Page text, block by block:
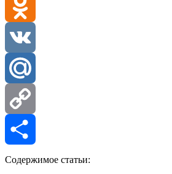
Email
Odnoklassniki
VK
Mail.Ru
Copy
Link
Отправить
Содержимое статьи: